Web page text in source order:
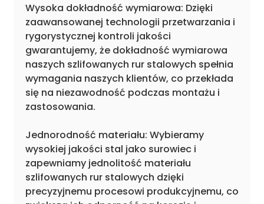
Wysoka dokładność wymiarowa: Dzięki
zaawansowanej technologii przetwarzania i
rygorystycznej kontroli jakości
gwarantujemy, że dokładność wymiarowa
naszych szlifowanych rur stalowych spełnia
wymagania naszych klientów, co przekłada
się na niezawodność podczas montażu i
zastosowania.
Jednorodność materiału: Wybieramy
wysokiej jakości stal jako surowiec i
zapewniamy jednolitość materiału
szlifowanych rur stalowych dzięki
precyzyjnemu procesowi produkcyjnemu, co